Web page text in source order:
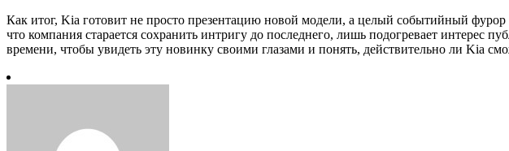
Как итог, Kia готовит не просто презентацию новой модели, а целый событийный
что компания старается сохранить интригу до последнего, лишь подогревает интерес
времени, чтобы увидеть эту новинку своими глазами и понять, действительно ли Kia